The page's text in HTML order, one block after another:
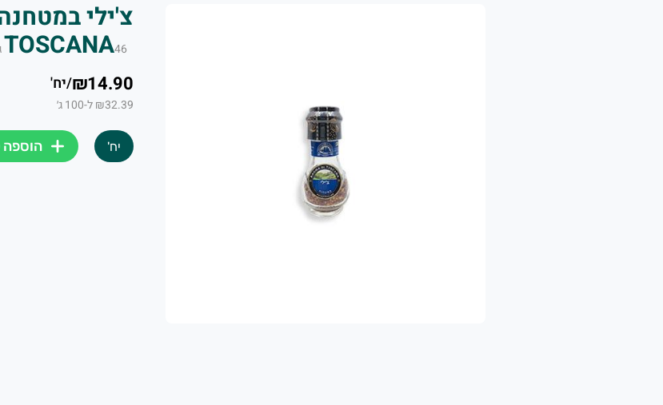
השירות של בָּסְטַלֶ'ה מספק פיתרון מושלם לקהל לקוחותינו אשר רוצה להנות מפירות וירקות טריים ומובחרים לצד שירות
TOSCANA46
₪14.90
/יח'
₪32.39 ל-100 ג׳
יח'